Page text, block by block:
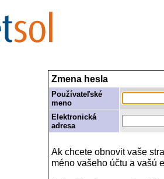
Zmena hesla
Používateľské
meno
Elektronická
adresa
Ak chcete obnovit vaše
méno vašeho účtu a vašú